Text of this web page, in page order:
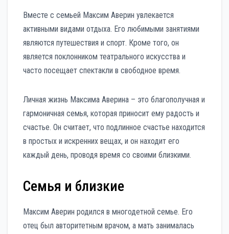
Вместе с семьей Максим Аверин увлекается
активными видами отдыха. Его любимыми занятиями
являются путешествия и спорт. Кроме того, он
является поклонником театрального искусства и
часто посещает спектакли в свободное время.
Личная жизнь Максима Аверина – это благополучная и
гармоничная семья, которая приносит ему радость и
счастье. Он считает, что подлинное счастье находится
в простых и искренних вещах, и он находит его
каждый день, проводя время со своими близкими.
Семья и близкие
Максим Аверин родился в многодетной семье. Его
отец был авторитетным врачом, а мать занималась